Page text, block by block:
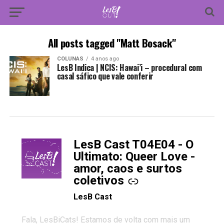
All posts tagged "Matt Bosack"
COLUNAS 4 anos ago
LesB Indica | NCIS: Hawai’i – procedural com
casal sáfico que vale conferir
LesB Cast T04E04 - O
Ultimato: Queer Love -
amor, caos e surtos
coletivos
-
LesB Cast
Fala, LesBiCats! Estamos de volta com mais um